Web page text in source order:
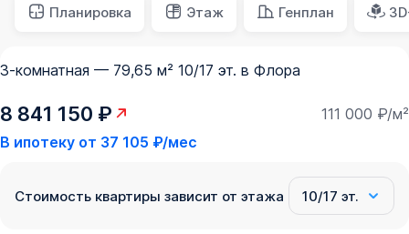
Планировка Этаж Генплан
3-комнатная — 79,65 м² 10/17 эт. в Флора
8 841 150 ₽
111 000 ₽/м²
В ипотеку от 37 105 ₽/мес
Стоимость квартиры зависит от этажа 10/17 эт.